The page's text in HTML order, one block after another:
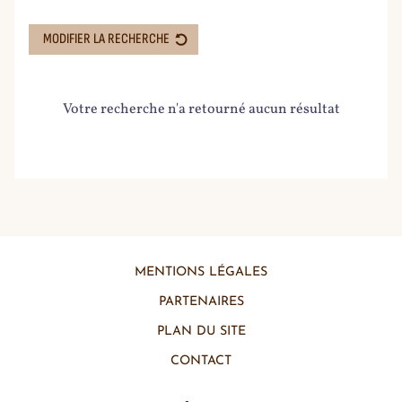
LES CATALOGUES ET INVENTAIRES
ACTIVITÉS DE LA RECHERCHE
MODIFIER LA RECHERCHE
Votre recherche n'a retourné aucun résultat
MENTIONS LÉGALES
PARTENAIRES
PLAN DU SITE
CONTACT